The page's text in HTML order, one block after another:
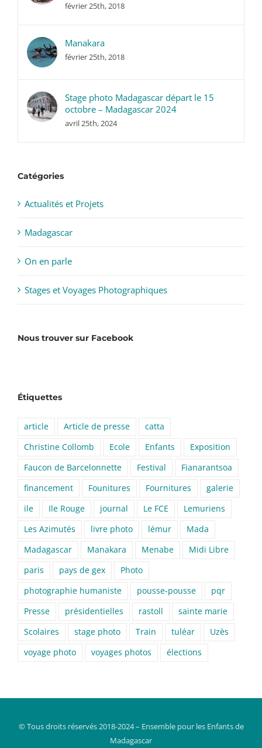
février 25th, 2018
Manakara
février 25th, 2018
Stage photo Madagascar départ le 15
octobre – Madagascar 2024
avril 25th, 2024
Catégories
Actualités et Projets
Madagascar
On en parle
Stages et Voyages Photographiques
Nous trouver sur Facebook
Étiquettes
article Article de presse
catta
Christine Collomb
Ecole Enfants
Exposition
Faucon de Barcelonnette
Festival
Fianarantsoa
financement
Founitures Fournitures
galerie
ile
Ile Rouge journal Le FCE
Lemuriens
Les Azimutés
livre photo lémur
Mada
Madagascar
Manakara Menabe
Midi Libre
paris
pays de gex
Photo
photographie humaniste
pousse-pousse
pqr
Presse
présidentielles rastoll
sainte marie
Scolaires
stage photo Train tuléar
Uzès
voyage photo
voyages photos élections
© Tous droits réservés 2018-2024 – Ensemble pour les Enfants de
Madagascar